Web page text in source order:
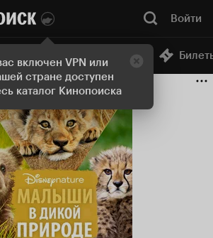
включен VPN или
стране доступен
каталог Кинопоиска
Войти
Онлайн-кинотеатр